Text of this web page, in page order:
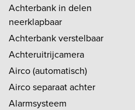
Achterbank in delen
neerklapbaar
Achterbank verstelbaar
Achteruitrijcamera
Airco (automatisch)
Airco separaat achter
Alarmsysteem